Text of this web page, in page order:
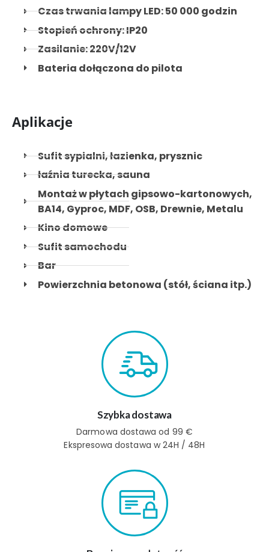
Czas trwania lampy LED: 50 000 godzin
Stopień ochrony: IP20
Zasilanie: 220V/12V
Bateria dołączona do pilota
Aplikacje
Sufit sypialni, łazienka, prysznic
łaźnia turecka, sauna
Montaż w płytach gipsowo-kartonowych,
BA14, Gyproc, MDF, OSB, Drewnie, Metalu
Kino domowe
Sufit samochodu
Bar
Powierzchnia betonowa (stół, ściana itp.)
Szybka dostawa
Darmowa dostawa od 99 €
Ekspresowa dostawa w 24H / 48H